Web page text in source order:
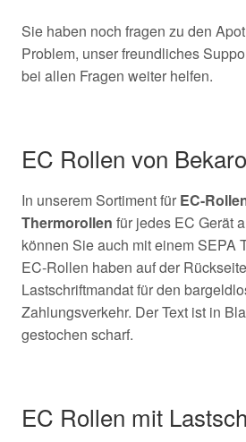
Sie haben noch fragen zu den
Problem, unser freundliches
bei allen Fragen weiter helfen.
EC Rollen von
In unserem Sortiment für EC-
Thermorollen für jedes EC Gerät
können Sie auch mit einem SEPA
EC-Rollen haben auf der
Lastschriftmandat für den
Zahlungsverkehr. Der Text ist in
gestochen scharf.
EC Rollen mit